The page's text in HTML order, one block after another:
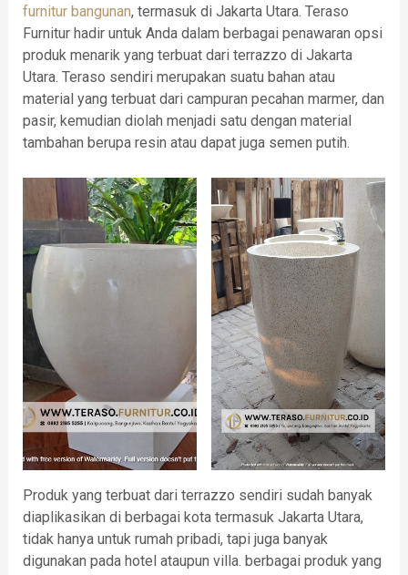
furnitur bangunan, termasuk di Jakarta Utara. Teraso
Furnitur hadir untuk Anda dalam berbagai penawaran opsi
produk menarik yang terbuat dari terrazzo di Jakarta
Utara. Teraso sendiri merupakan suatu bahan atau
material yang terbuat dari campuran pecahan marmer, dan
pasir, kemudian diolah menjadi satu dengan material
tambahan berupa resin atau dapat juga semen putih.
Produk yang terbuat dari terrazzo sendiri sudah banyak
diaplikasikan di berbagai kota termasuk Jakarta Utara,
tidak hanya untuk rumah pribadi, tapi juga banyak
digunakan pada hotel ataupun villa. berbagai produk yang